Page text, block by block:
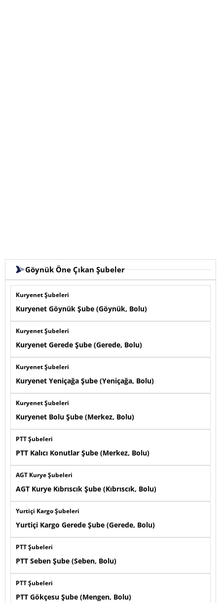
Göynük Öne Çıkan Şubeler
Kuryenet Şubeleri
Kuryenet Göynük Şube (Göynük, Bolu)
Kuryenet Şubeleri
Kuryenet Gerede Şube (Gerede, Bolu)
Kuryenet Şubeleri
Kuryenet Yeniçağa Şube (Yeniçağa, Bolu)
Kuryenet Şubeleri
Kuryenet Bolu Şube (Merkez, Bolu)
PTT Şubeleri
PTT Kalıcı Konutlar Şube (Merkez, Bolu)
AGT Kurye Şubeleri
AGT Kurye Kıbrıscık Şube (Kıbrıscık, Bolu)
Yurtiçi Kargo Şubeleri
Yurtiçi Kargo Gerede Şube (Gerede, Bolu)
PTT Şubeleri
PTT Seben Şube (Seben, Bolu)
PTT Şubeleri
PTT Gökçesu Şube (Mengen, Bolu)